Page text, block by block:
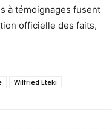
à témoignages fusent
officielle des faits,
Wilfried Eteki